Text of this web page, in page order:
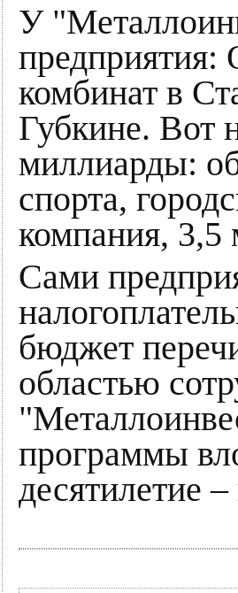
У
предприятия:
комбинат в
Губкине. Вот
миллиарды:
спорта,
компания, 3,5
Сами
бюджет
областью
программы
десятилетие